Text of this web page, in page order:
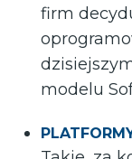
firm
modelu